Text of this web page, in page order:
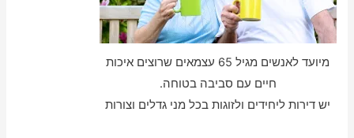
מיועד לאנשים מגיל 65 עצמאים שרוצים איכות
חיים עם סביבה בטוחה.
יש דירות ליחידים ולזוגות בכל מני גדלים וצורות